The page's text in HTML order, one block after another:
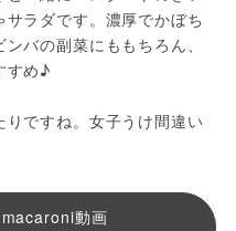
ラダです。濃厚でかぼち
バの副菜にももちろん、
すめ♪
ですね。女子うけ間違い
動画